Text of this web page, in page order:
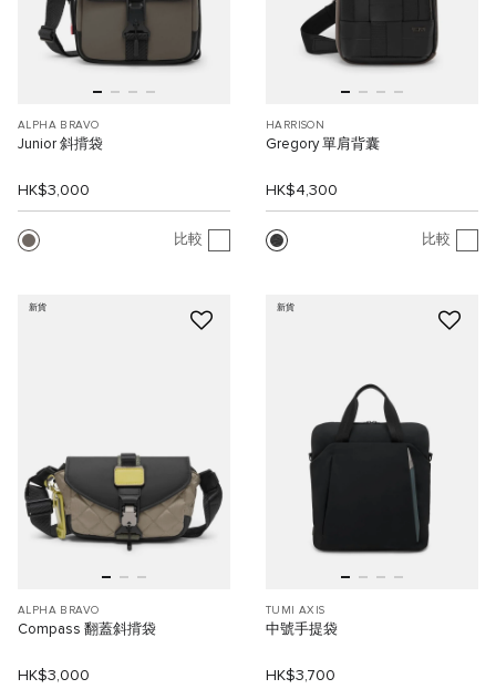
ALPHA BRAVO
Junior 斜揹袋
HK$3,000
比較
HARRISON
Gregory 單肩背囊
HK$4,300
比較
新貨
ALPHA BRAVO
Compass 翻蓋斜揹袋
HK$3,000
新貨
TUMI AXIS
中號手提袋
HK$3,700